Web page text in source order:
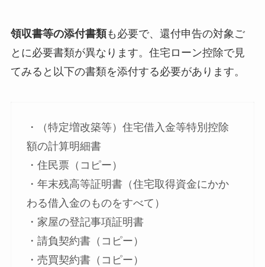
領収書等の添付書類も必要で、還付申告の対象ご
とに必要書類が異なります。住宅ローン控除で見
てみると以下の書類を添付する必要があります。
・（特定増改築等）住宅借入金等特別控除
額の計算明細書
・住民票（コピー）
・年末残高等証明書（住宅取得資金にかか
わる借入金のものをすべて）
・家屋の登記事項証明書
・請負契約書（コピー）
・売買契約書（コピー）